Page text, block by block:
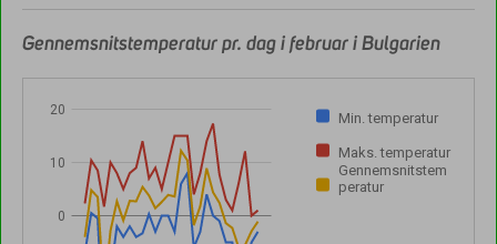
Gennemsnitstemperatur pr. dag i februar i Bulgarien
Min. temperatur
Maks. temperatur
Gennemsnitstem
peratur
0
10
20